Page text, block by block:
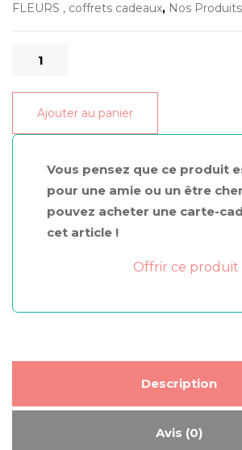
FLEURS , coffrets cadeaux, Nos Produits
quantité
Coffret
savon
et
Delirium
Ajouter au panier
Vous pensez que ce produit
pour une amie ou un être
pouvez acheter une carte-
cet article !
Offrir ce produit
Description
Avis (0)